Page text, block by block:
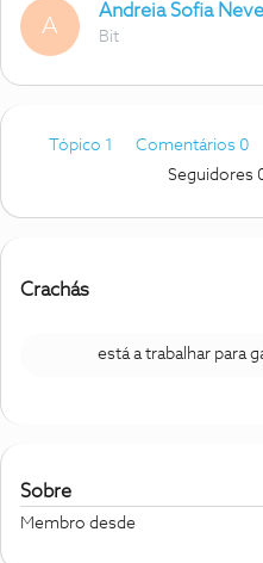
A
Andreia Sofia
Bit
Tópico 1 Comentários 0
Seguidores
Crachás
está a trabalhar para
Sobre
Membro desde